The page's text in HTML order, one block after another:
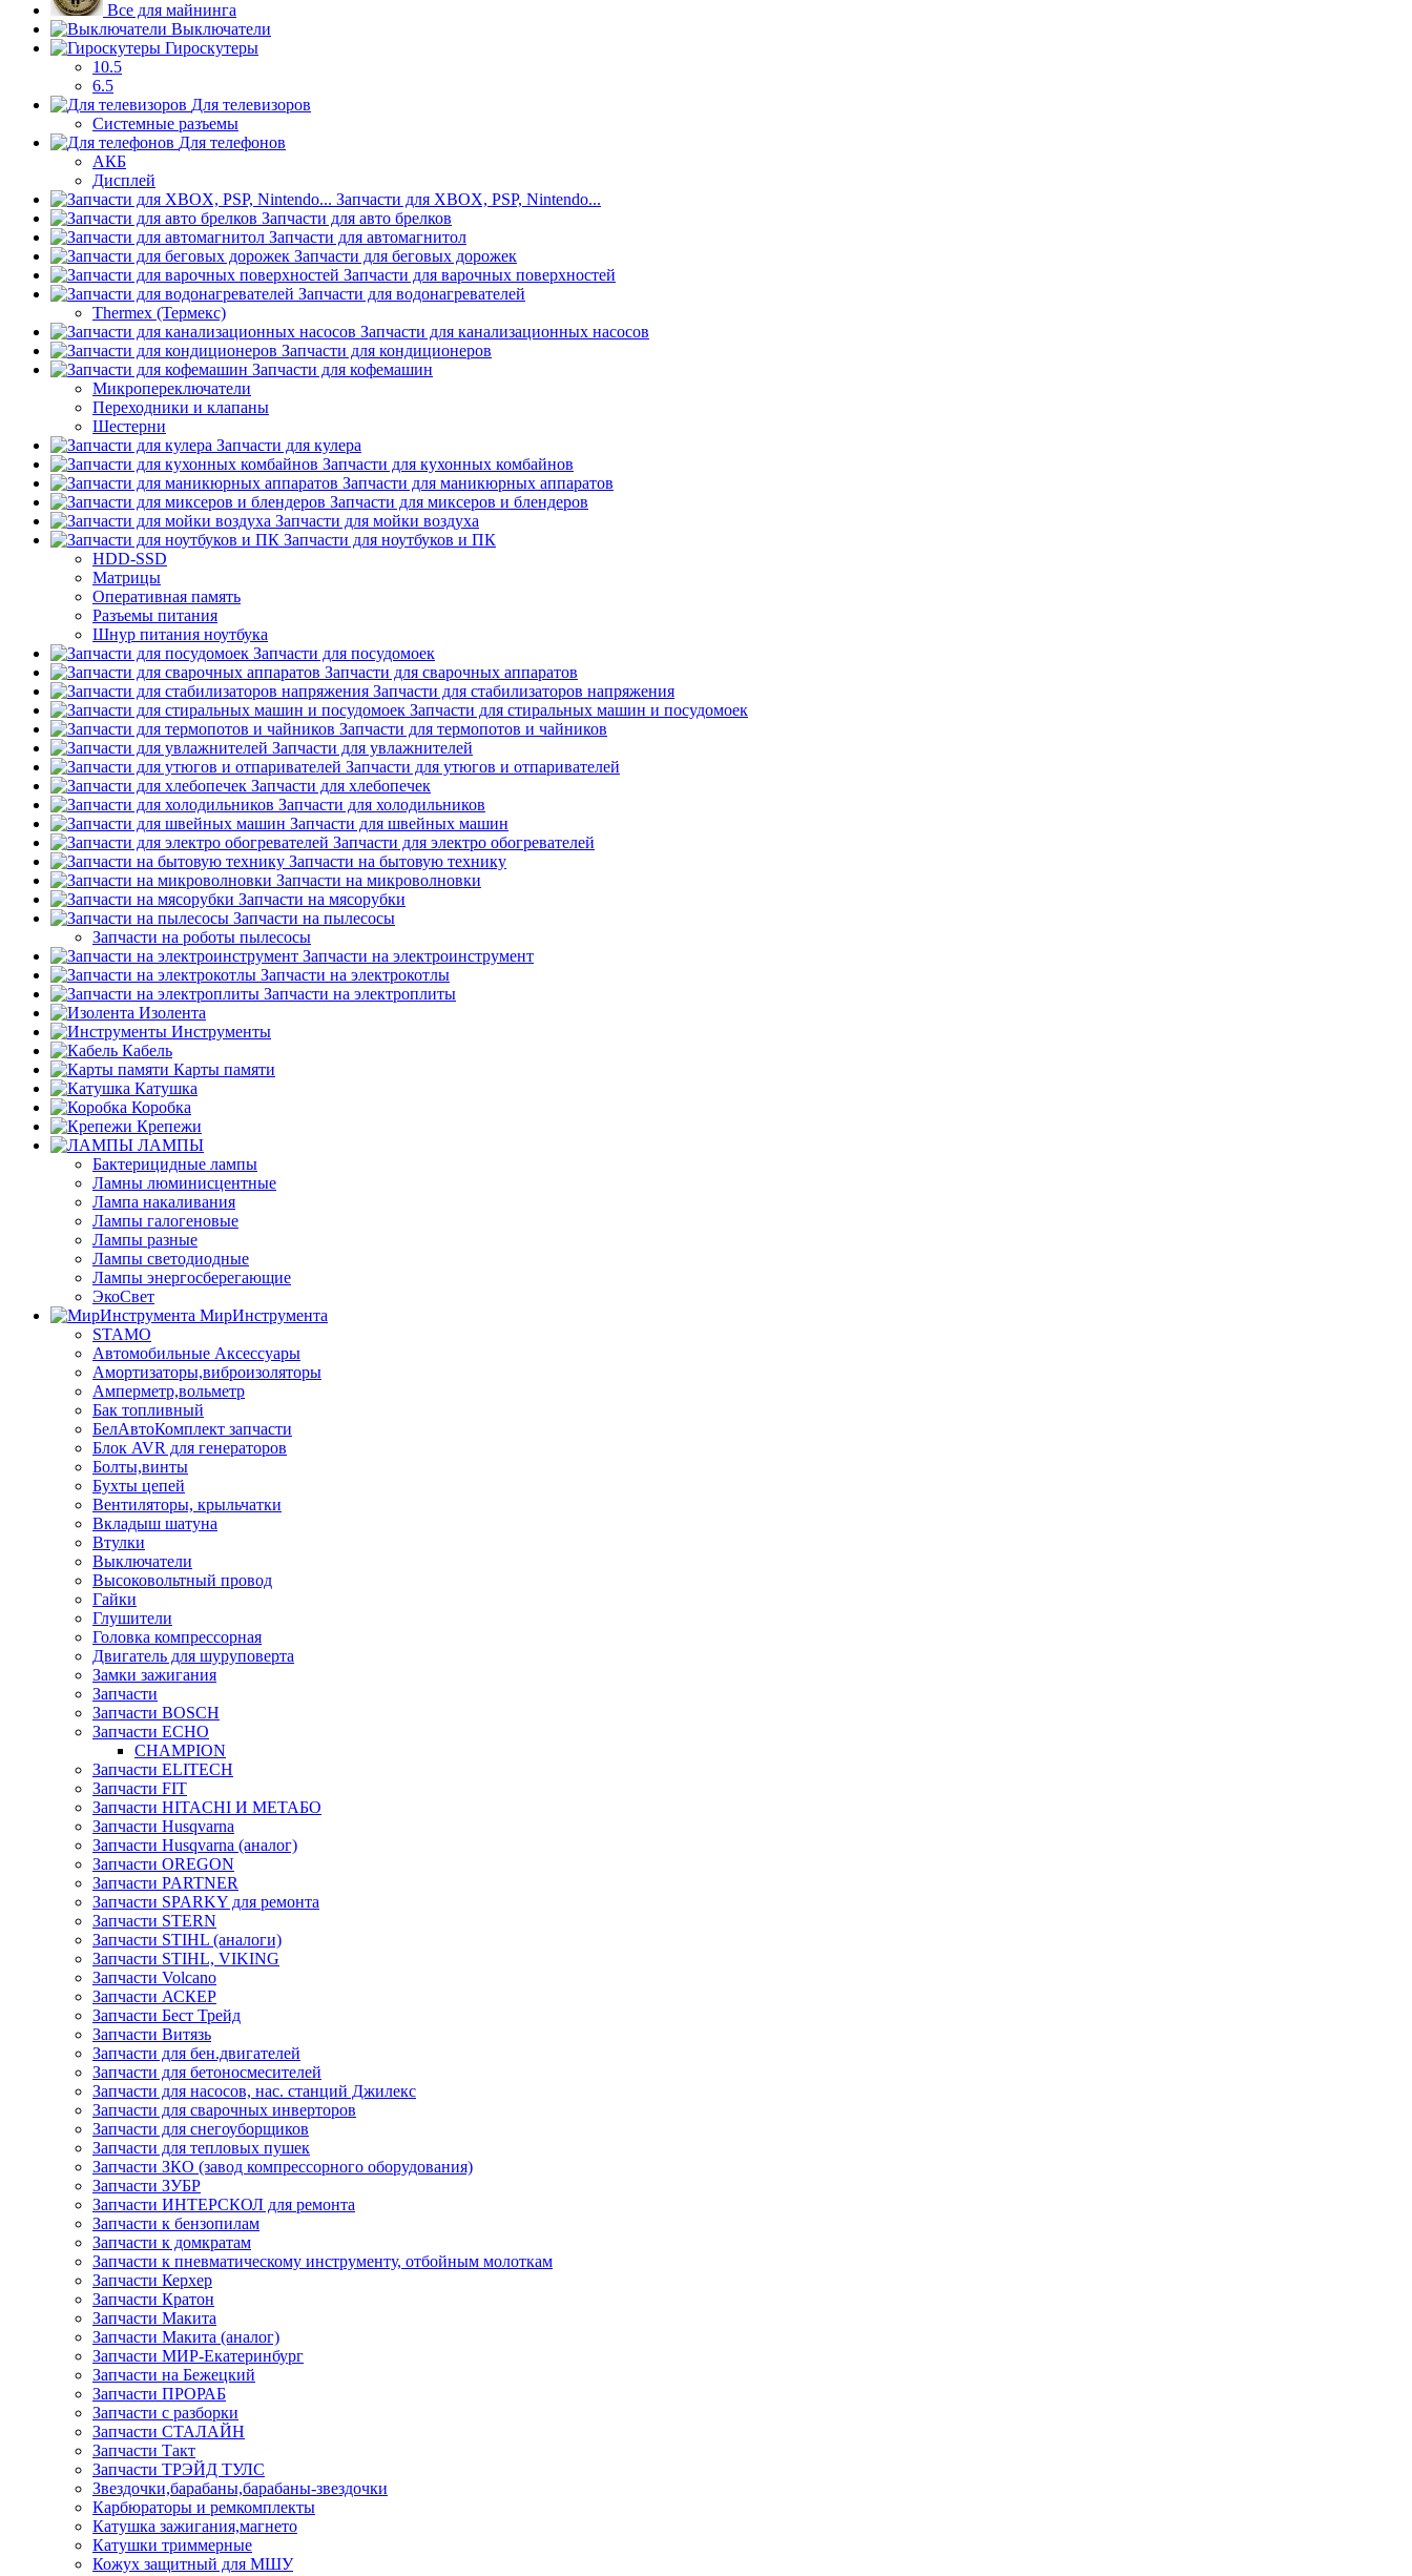
Все для майнинга
Выключатели
Гироскутеры
10.5
6.5
Для телевизоров
Системные разъемы
Для телефонов
АКБ
Дисплей
Запчасти для XBOX, PSP, Nintendo...
Запчасти для авто брелков
Запчасти для автомагнитол
Запчасти для беговых дорожек
Запчасти для варочных поверхностей
Запчасти для водонагревателей
Thermex (Термекс)
Запчасти для канализационных насосов
Запчасти для кондиционеров
Запчасти для кофемашин
Микропереключатели
Переходники и клапаны
Шестерни
Запчасти для кулера
Запчасти для кухонных комбайнов
Запчасти для маникюрных аппаратов
Запчасти для миксеров и блендеров
Запчасти для мойки воздуха
Запчасти для ноутбуков и ПК
HDD-SSD
Матрицы
Оперативная память
Разъемы питания
Шнур питания ноутбука
Запчасти для посудомоек
Запчасти для сварочных аппаратов
Запчасти для стабилизаторов напряжения
Запчасти для стиральных машин и посудомоек
Запчасти для термопотов и чайников
Запчасти для увлажнителей
Запчасти для утюгов и отпаривателей
Запчасти для хлебопечек
Запчасти для холодильников
Запчасти для швейных машин
Запчасти для электро обогревателей
Запчасти на бытовую технику
Запчасти на микроволновки
Запчасти на мясорубки
Запчасти на пылесосы
Запчасти на роботы пылесосы
Запчасти на электроинструмент
Запчасти на электрокотлы
Запчасти на электроплиты
Изолента
Инструменты
Кабель
Карты памяти
Катушка
Коробка
Крепежи
ЛАМПЫ
Бактерицидные лампы
Ламны люминисцентные
Лампа накаливания
Лампы галогеновые
Лампы разные
Лампы светодиодные
Лампы энергосберегающие
ЭкоСвет
МирИнструмента
STAMO
Автомобильные Аксессуары
Амортизаторы,виброизоляторы
Амперметр,вольметр
Бак топливный
БелАвтоКомплект запчасти
Блок AVR для генераторов
Болты,винты
Бухты цепей
Вентиляторы, крыльчатки
Вкладыш шатуна
Втулки
Выключатели
Высоковольтный провод
Гайки
Глушители
Головка компрессорная
Двигатель для шуруповерта
Замки зажигания
Запчасти
Запчасти BOSCH
Запчасти ECHO
CHAMPION
Запчасти ELITECH
Запчасти FIT
Запчасти HITACHI И МЕТАБО
Запчасти Husqvarna
Запчасти Husqvarna (аналог)
Запчасти OREGON
Запчасти PARTNER
Запчасти SPARKY для ремонта
Запчасти STERN
Запчасти STIHL (аналоги)
Запчасти STIHL, VIKING
Запчасти Volcano
Запчасти АСКЕР
Запчасти Бест Трейд
Запчасти Витязь
Запчасти для бен.двигателей
Запчасти для бетоносмесителей
Запчасти для насосов, нас. станций Джилекс
Запчасти для сварочных инверторов
Запчасти для снегоуборщиков
Запчасти для тепловых пушек
Запчасти ЗКО (завод компрессорного оборудования)
Запчасти ЗУБР
Запчасти ИНТЕРСКОЛ для ремонта
Запчасти к бензопилам
Запчасти к домкратам
Запчасти к пневматическому инструменту, отбойным молоткам
Запчасти Керхер
Запчасти Кратон
Запчасти Макита
Запчасти Макита (аналог)
Запчасти МИР-Екатеринбург
Запчасти на Бежецкий
Запчасти ПРОРАБ
Запчасти с разборки
Запчасти СТАЛАЙН
Запчасти Такт
Запчасти ТРЭЙД ТУЛС
Звездочки,барабаны,барабаны-звездочки
Карбюраторы и ремкомплекты
Катушка зажигания,магнето
Катушки триммерные
Кожух защитный для МШУ